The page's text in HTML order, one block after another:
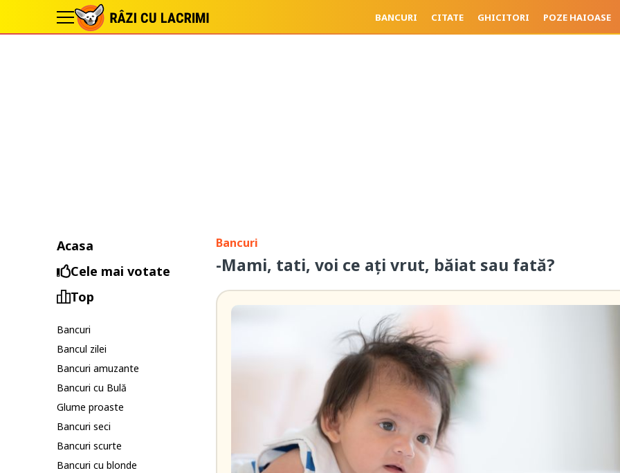
BANCURI CITATE GHICITORI POZE HAIOASE
Acasa
Cele mai votate
Top
Bancuri
Bancul zilei
Bancuri amuzante
Bancuri cu Bulă
Glume proaste
Bancuri seci
Bancuri scurte
Bancuri cu blonde
Bancuri
-Mami, tati, voi ce ați vrut, băiat sau fată?